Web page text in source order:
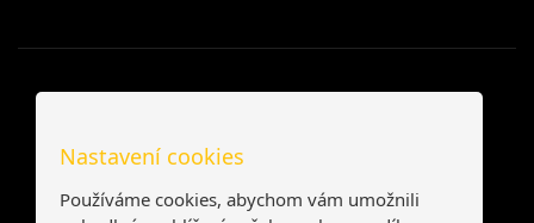
Nastavení cookies
Používáme cookies, abychom vám umožnili